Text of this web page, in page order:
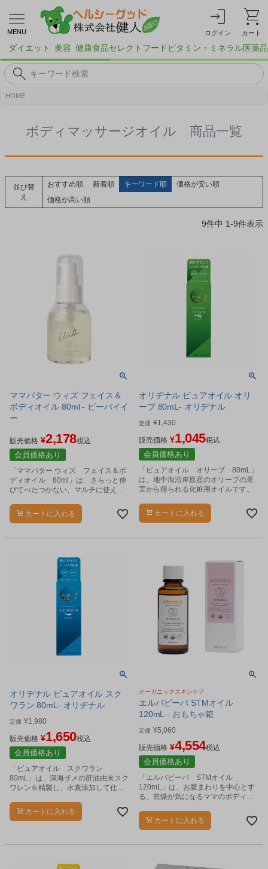
MENU ログイン カート
ダイエット 美容 健康食品セレクトフード ビタミン・ミネラル医薬品
HOME
ボディマッサージオイル 商品一覧
並び替
え
おすすめ順 新着順 キーワード順
価格が安い順
価格が高い順
9件中 1-9件表示
ママバター ウィズ フェイス＆
ボディオイル 80ml - ビーバイイ
ー
販売価格 ¥2,178税込
会員価格あり
「ママバター ウィズ フェイス＆ボ
ディオイル 80ml」は、さらっと伸
びてべたつかない、マルチに使える
カートに入れる
オリヂナル ピュアオイル オリ
ーブ 80mL- オリヂナル
定価 ¥1,430
販売価格 ¥1,045税込
会員価格あり
「ピュアオイル オリーブ 80mL」
は、地中海沿岸原産のオリーブの果
実から得られる化粧用オイルです。
カートに入れる
オリヂナル ピュアオイル スク
ワラン 80mL- オリヂナル
定価 ¥1,980
販売価格 ¥1,650税込
会員価格あり
「ピュアオイル スクワラン
80mL」は、深海ザメの肝油由来スク
ワレンを精製し、水素添加して仕上
カートに入れる
オーガニックスキンケア
エルバビーバ STMオイル
120mL - おもちゃ箱
定価 ¥5,060
販売価格 ¥4,554税込
会員価格あり
「エルバビーバ STMオイル
120mL」は、お腹まわりを中心とす
る、乾燥が気になるママのボディケ
カートに入れる